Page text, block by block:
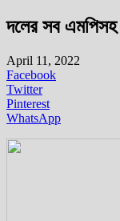
দলের সব এমপিসহ
April 11, 2022
Facebook
Twitter
Pinterest
WhatsApp